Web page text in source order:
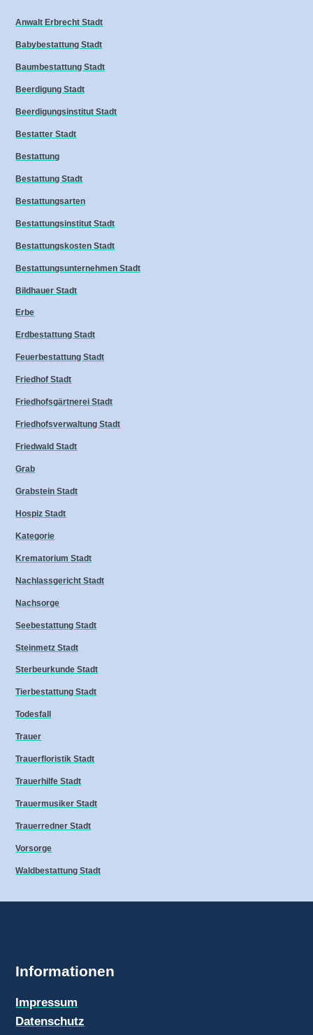
Anwalt Erbrecht Stadt
Babybestattung Stadt
Baumbestattung Stadt
Beerdigung Stadt
Beerdigungsinstitut Stadt
Bestatter Stadt
Bestattung
Bestattung Stadt
Bestattungsarten
Bestattungsinstitut Stadt
Bestattungskosten Stadt
Bestattungsunternehmen Stadt
Bildhauer Stadt
Erbe
Erdbestattung Stadt
Feuerbestattung Stadt
Friedhof Stadt
Friedhofsgärtnerei Stadt
Friedhofsverwaltung Stadt
Friedwald Stadt
Grab
Grabstein Stadt
Hospiz Stadt
Kategorie
Krematorium Stadt
Nachlassgericht Stadt
Nachsorge
Seebestattung Stadt
Steinmetz Stadt
Sterbeurkunde Stadt
Tierbestattung Stadt
Todesfall
Trauer
Trauerfloristik Stadt
Trauerhilfe Stadt
Trauermusiker Stadt
Trauerredner Stadt
Vorsorge
Waldbestattung Stadt
Informationen
Impressum
Datenschutz